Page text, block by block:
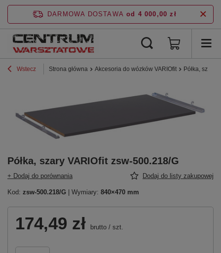
DARMOWA DOSTAWA od 4 000,00 zł
Wstecz Strona główna Akcesoria do wózków VARIOfit Półka, szary
Półka, szary VARIOfit zsw-500.218/G
+ Dodaj do porównania Dodaj do listy zakupowej
Kod: zsw-500.218/G | Wymiary: 840×470 mm
174,49 zł brutto / szt.